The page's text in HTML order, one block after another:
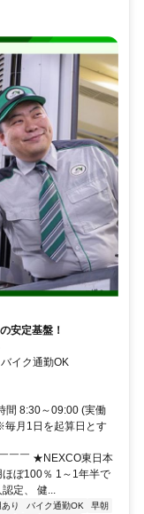
安定基盤！
イク通勤OK
間 8:30～09:00 (実働
毎月1日を起算日とす
￣￣ ★NEXCO東日本
ぼ100％ 1～1年半で
定、 健...
り バイク通勤OK
早朝